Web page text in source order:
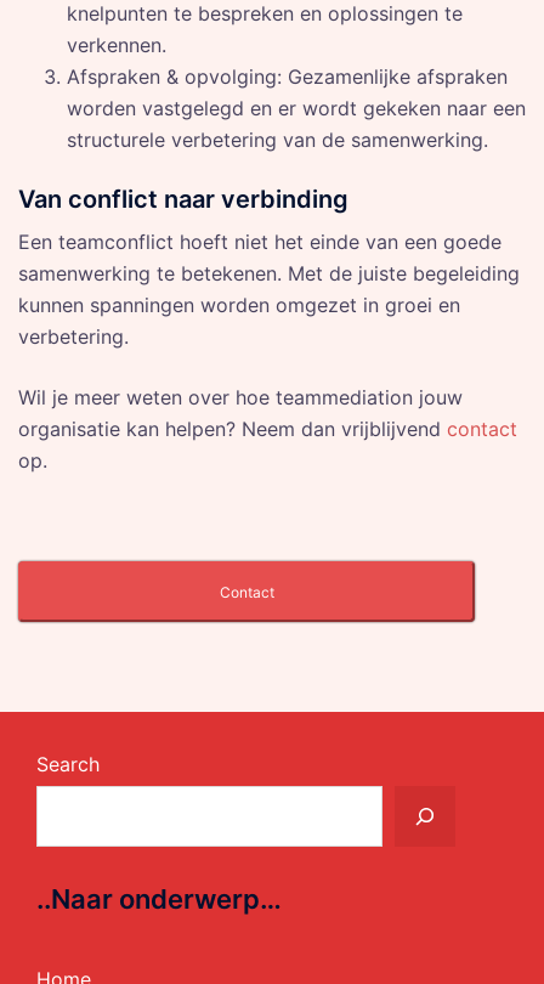
knelpunten te bespreken en oplossingen te
verkennen.
Afspraken & opvolging: Gezamenlijke afspraken
worden vastgelegd en er wordt gekeken naar een
structurele verbetering van de samenwerking.
Van conflict naar verbinding
Een teamconflict hoeft niet het einde van een goede
samenwerking te betekenen. Met de juiste begeleiding
kunnen spanningen worden omgezet in groei en
verbetering.
Wil je meer weten over hoe teammediation jouw
organisatie kan helpen? Neem dan vrijblijvend contact
op.
Contact
Search
..Naar onderwerp…